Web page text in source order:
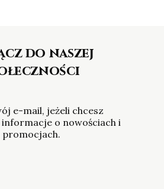
do naszej
e-mail, jeżeli chcesz
o nowościach i
promocjach.